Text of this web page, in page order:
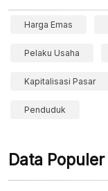
Harga Emas
Pelaku Usaha
Kapitalisasi Pasar
Penduduk
Data Populer